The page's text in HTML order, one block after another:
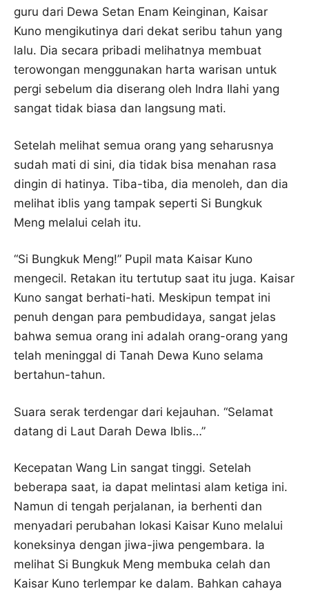
guru dari Dewa Setan Enam Keinginan, Kaisar
Kuno mengikutinya dari dekat seribu tahun yang
lalu. Dia secara pribadi melihatnya membuat
terowongan menggunakan harta warisan untuk
pergi sebelum dia diserang oleh Indra Ilahi yang
sangat tidak biasa dan langsung mati.
Setelah melihat semua orang yang seharusnya
sudah mati di sini, dia tidak bisa menahan rasa
dingin di hatinya. Tiba-tiba, dia menoleh, dan dia
melihat iblis yang tampak seperti Si Bungkuk
Meng melalui celah itu.
“Si Bungkuk Meng!” Pupil mata Kaisar Kuno
mengecil. Retakan itu tertutup saat itu juga. Kaisar
Kuno sangat berhati-hati. Meskipun tempat ini
penuh dengan para pembudidaya, sangat jelas
bahwa semua orang ini adalah orang-orang yang
telah meninggal di Tanah Dewa Kuno selama
bertahun-tahun.
Suara serak terdengar dari kejauhan. “Selamat
datang di Laut Darah Dewa Iblis…”
Kecepatan Wang Lin sangat tinggi. Setelah
beberapa saat, ia dapat melintasi alam ketiga ini.
Namun di tengah perjalanan, ia berhenti dan
menyadari perubahan lokasi Kaisar Kuno melalui
koneksinya dengan jiwa-jiwa pengembara. Ia
melihat Si Bungkuk Meng membuka celah dan
Kaisar Kuno terlempar ke dalam. Bahkan cahaya